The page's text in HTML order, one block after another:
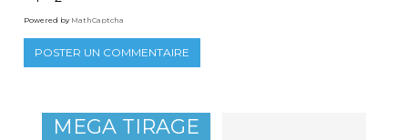
Powered by MathCaptcha
MEGA TIRAGE